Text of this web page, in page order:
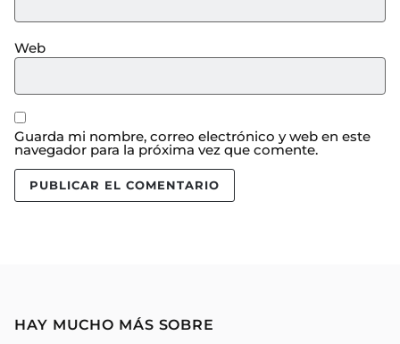
Web
Guarda mi nombre, correo electrónico y web en este
navegador para la próxima vez que comente.
HAY MUCHO MÁS SOBRE